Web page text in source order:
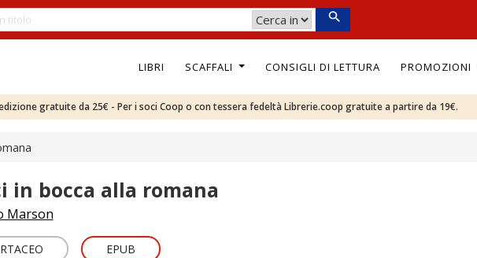
LIBRI SCAFFALI CONSIGLI DI LETTURA PROMOZIONI
gratuite da 25€ - Per i soci Coop o con tessera fedeltà Librerie.coop gratuite a partire da 19€.
in bocca alla romana
Marson
EPUB